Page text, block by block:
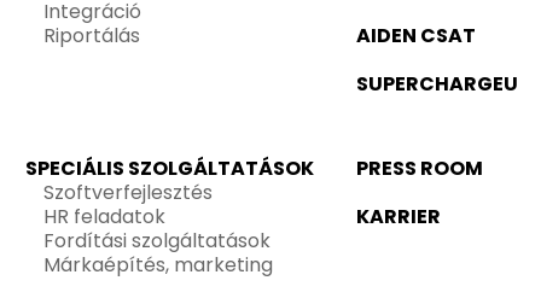
Integráció
Riportálás
AIDEN CSAT
SUPERCHARGEU
SPECIÁLIS SZOLGÁLTATÁSOK
Szoftverfejlesztés
HR feladatok
Fordítási szolgáltatások
Márkaépítés, marketing
PRESS ROOM
KARRIER